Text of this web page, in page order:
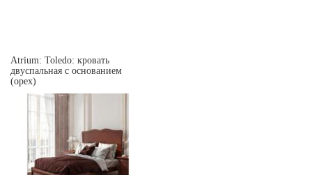
Atrium: Toledo: кровать
двуспальная c основанием
(орех)